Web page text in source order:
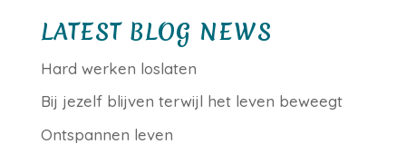
LATEST BLOG NEWS
Hard werken loslaten
Bij jezelf blijven terwijl het leven beweegt
Ontspannen leven